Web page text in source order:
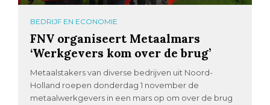
BEDRIJF EN ECONOMIE
FNV organiseert Metaalmars
‘Werkgevers kom over de brug’
Metaalstakers van diverse bedrijven uit Noord-
Holland roepen donderdag 1 november de
metaalwerkgevers in een mars op om over de brug